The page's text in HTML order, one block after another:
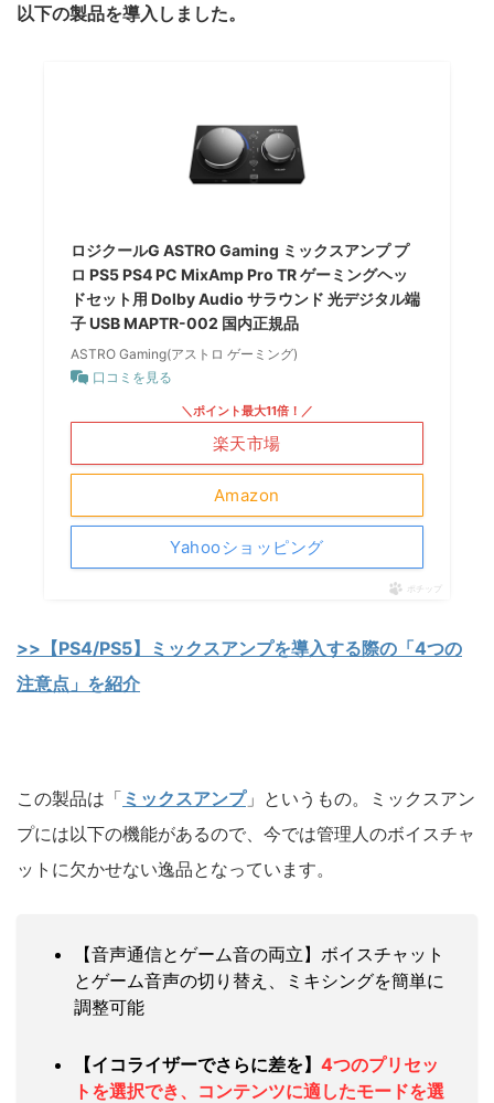
以下の製品を導入しました。
ロジクールG ASTRO Gaming ミックスアンプ プ
ロ PS5 PS4 PC MixAmp Pro TR ゲーミングヘッ
ドセット用 Dolby Audio サラウンド 光デジタル端
子 USB MAPTR-002 国内正規品
ASTRO Gaming(アストロ ゲーミング)
口コミを見る
Amazon
＼ポイント最大11倍！／
楽天市場
Yahooショッピング
ポチップ
>>【PS4/PS5】ミックスアンプを導入する際の「4つの
注意点」を紹介
この製品は「 ミックスアンプ」というもの。ミックスアン
プには以下の機能があるので、今では管理人のボイスチャ
ットに欠かせない逸品となっています。
【音声通信とゲーム音の両立】ボイスチャット
とゲーム音声の切り替え、ミキシングを簡単に
調整可能
【イコライザーでさらに差を】 4つのプリセッ
トを選択でき、コンテンツに適したモードを選